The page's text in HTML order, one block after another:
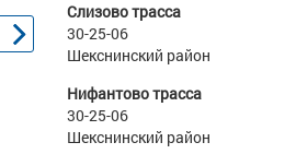
Слизово трасса
30-25-06
Шекснинский район
Нифантово трасса
30-25-06
Шекснинский район